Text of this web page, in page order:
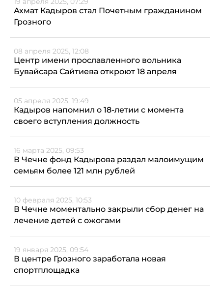
Ахмат Кадыров стал Почетным гражданином
Грозного
08 апреля 2025, 12:08
Центр имени прославленного вольника
Бувайсара Сайтиева откроют 18 апреля
05 апреля 2025, 19:49
Кадыров напомнил о 18-летии с момента
своего вступления должность
16 марта 2025, 09:53
В Чечне фонд Кадырова раздал малоимущим
семьям более 121 млн рублей
10 февраля 2025, 10:53
В Чечне моментально закрыли сбор денег на
лечение детей с ожогами
19 января 2025, 09:54
В центре Грозного заработала новая
спортплощадка